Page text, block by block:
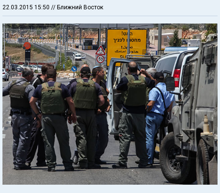
22.03.2015 15:50 // Ближний Восток